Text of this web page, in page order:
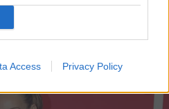
Access Privacy Policy
aPlaza Suite-ban játszik,
a csodás tüllruhában